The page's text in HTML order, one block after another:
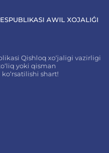
AWIL XOJALIǴI
Qishloq xo‘jaligi vazirligi
yoki qisman
shart!